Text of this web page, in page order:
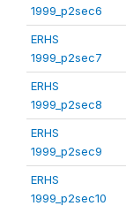
1999_p2sec6
ERHS
1999_p2sec7
ERHS
1999_p2sec8
ERHS
1999_p2sec9
ERHS
1999_p2sec10